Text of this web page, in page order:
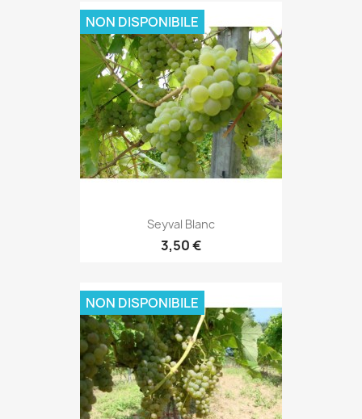
Seyval Blanc
3,50 €
NON DISPONIBILE
NON DISPONIBILE